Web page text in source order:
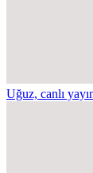
Uğuz, canlı